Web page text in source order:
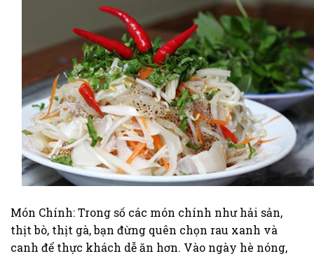
Món Chính: Trong số các món chính như hải sản,
thịt bò, thịt gà, bạn đừng quên chọn rau xanh và
canh để thực khách dễ ăn hơn. Vào ngày hè nóng,